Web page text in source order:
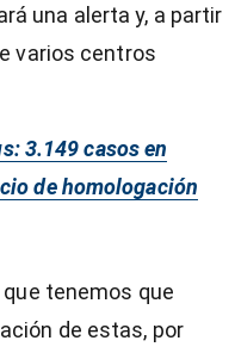
una alerta y, a partir
varios centros
3.149 casos en
de homologación
que tenemos que
de estas, por